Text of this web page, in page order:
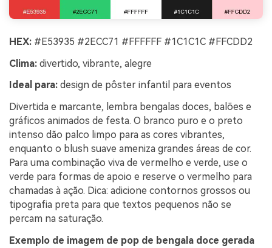
HEX: #E53935 #2ECC71 #FFFFFF #1C1C1C #FFCDD2
Clima: divertido, vibrante, alegre
Ideal para: design de pôster infantil para eventos
Divertida e marcante, lembra bengalas doces, balões e
gráficos animados de festa. O branco puro e o preto
intenso dão palco limpo para as cores vibrantes,
enquanto o blush suave ameniza grandes áreas de cor.
Para uma combinação viva de vermelho e verde, use o
verde para formas de apoio e reserve o vermelho para
chamadas à ação. Dica: adicione contornos grossos ou
tipografia preta para que textos pequenos não se
percam na saturação.
Exemplo de imagem de pop de bengala doce gerada